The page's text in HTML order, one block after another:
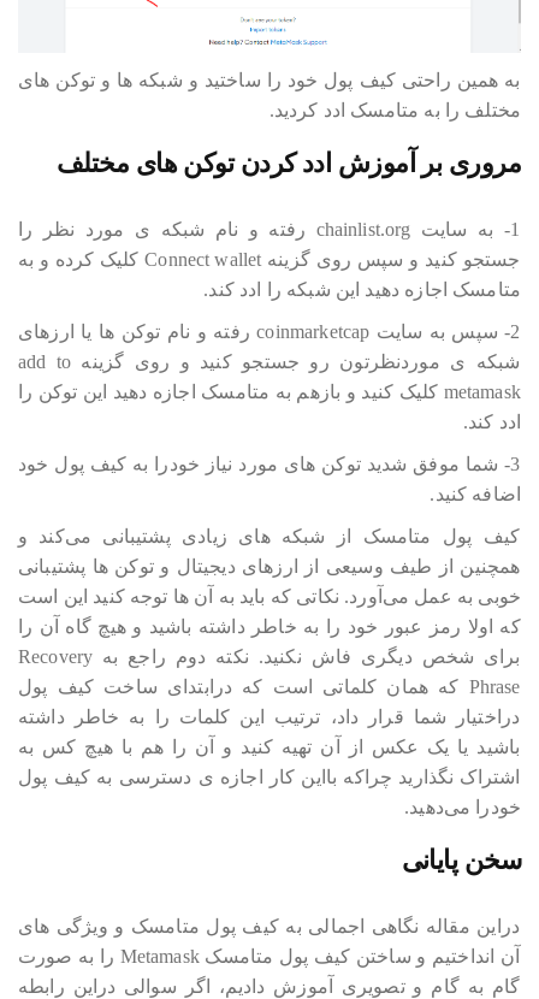
به همین راحتی کیف پول خود را ساختید و شبکه ها و توکن های
مختلف را به متامسک ادد کردید.
مروری بر آموزش ادد کردن توکن های مختلف
1- به سایت chainlist.org رفته و نام شبکه ی مورد نظر را
جستجو کنید و سپس روی گزینه Connect wallet کلیک کرده و به
متامسک اجازه دهید این شبکه را ادد کند.
2- سپس به سایت coinmarketcap رفته و نام توکن ها یا ارزهای
شبکه ی موردنظرتون رو جستجو کنید و روی گزینه add to
metamask کلیک کنید و بازهم به متامسک اجازه دهید این توکن را
ادد کند.
3- شما موفق شدید توکن های مورد نیاز خودرا به کیف پول خود
اضافه کنید.
کیف پول متامسک از شبکه های زیادی پشتیبانی می‎‎‎‎‎‎کند و
همچنین از طیف وسیعی از ارزهای دیجیتال و توکن ها پشتیبانی
خوبی به عمل می‎‎‎‎‎‎آورد. نکاتی که باید به آن ها توجه کنید این است
که اولا رمز عبور خود را به خاطر داشته باشید و هیچ گاه آن را
برای شخص دیگری فاش نکنید. نکته دوم راجع به Recovery
Phrase که همان کلماتی است که درابتدای ساخت کیف پول
دراختیار شما قرار داد، ترتیب این کلمات را به خاطر داشته
باشید یا یک عکس از آن تهیه کنید و آن را هم با هیچ کس به
اشتراک نگذارید چراکه بااین کار اجازه ی دسترسی به کیف پول
خودرا می‎‎‎‎‎‎دهید.
سخن پایانی
دراین مقاله نگاهی اجمالی به کیف پول متامسک و ویژگی های
آن انداختیم و ساختن کیف پول متامسک Metamask را به صورت
گام به گام و تصویری آموزش دادیم، اگر سوالی دراین رابطه